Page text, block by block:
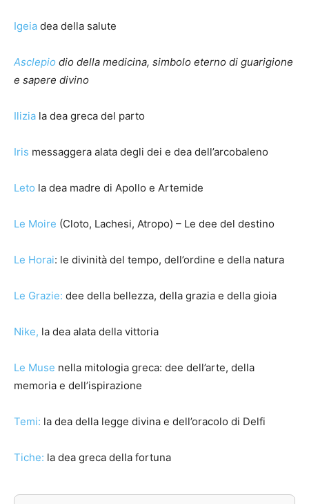
Igeia dea della salute
Asclepio dio della medicina, simbolo eterno di guarigione
e sapere divino
Ilizia la dea greca del parto
Iris messaggera alata degli dei e dea dell’arcobaleno
Leto la dea madre di Apollo e Artemide
Le Moire (Cloto, Lachesi, Atropo) – Le dee del destino
Le Horai: le divinità del tempo, dell’ordine e della natura
Le Grazie: dee della bellezza, della grazia e della gioia
Nike, la dea alata della vittoria
Le Muse nella mitologia greca: dee dell’arte, della
memoria e dell’ispirazione
Temi: la dea della legge divina e dell’oracolo di Delfi
Tiche: la dea greca della fortuna